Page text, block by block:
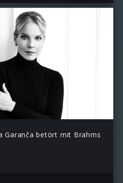
Garanča betört mit Brahms